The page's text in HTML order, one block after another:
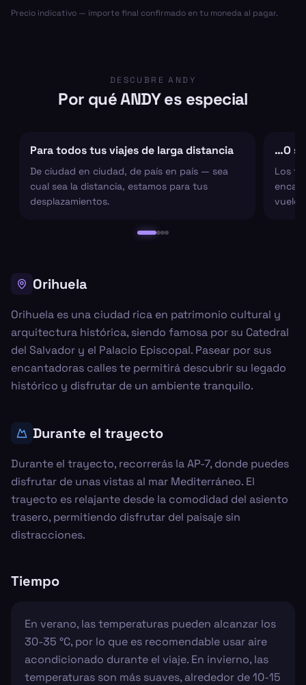
Precio indicativo — importe final confirmado en tu moneda al pagar.
DESCUBRE ANDY
Por qué ANDY es especial
Para todos tus viajes de larga distancia
De ciudad en ciudad, de país en país — sea
cual sea la distancia, estamos para tus
desplazamientos.
…O
Los
vuelo
Orihuela
Orihuela es una ciudad rica en patrimonio cultural y
arquitectura histórica, siendo famosa por su Catedral
del Salvador y el Palacio Episcopal. Pasear por sus
encantadoras calles te permitirá descubrir su legado
histórico y disfrutar de un ambiente tranquilo.
Durante el trayecto
Durante el trayecto, recorrerás la AP-7, donde puedes
disfrutar de unas vistas al mar Mediterráneo. El
trayecto es relajante desde la comodidad del asiento
trasero, permitiendo disfrutar del paisaje sin
distracciones.
Tiempo
En verano, las temperaturas pueden alcanzar los
30-35 °C, por lo que es recomendable usar aire
acondicionado durante el viaje. En invierno, las
temperaturas son más suaves, alrededor de 10-15